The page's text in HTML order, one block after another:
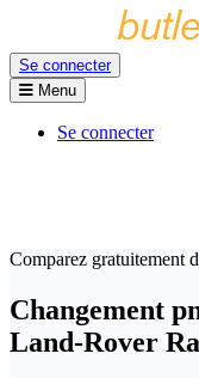
Se connecter
Menu
Se connecter
Comparez gratuitement
Changement
Land-Rover